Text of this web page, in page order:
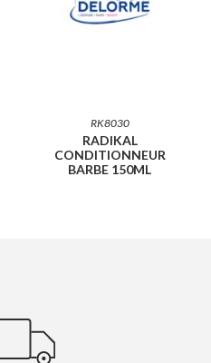
RK8030
RADIKAL
CONDITIONNEUR
BARBE 150ML